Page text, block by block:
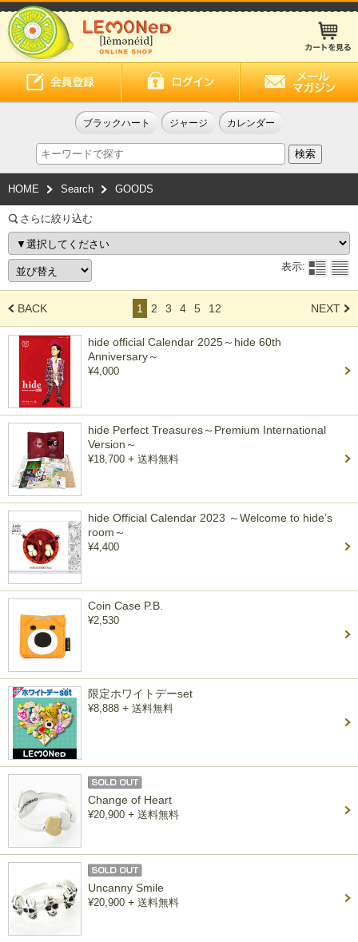
ブラックハート ジャージ カレンダー
HOME Search GOODS
さらに絞り込む
表示:
BACK 1 2 3 4 5 12 NEXT
hide official Calendar 2025～hide 60th
Anniversary～
¥4,000
hide Perfect Treasures～Premium International
Version～
¥18,700 + 送料無料
hide Official Calendar 2023 ～Welcome to hide’s
room～
¥4,400
Coin Case P.B.
¥2,530
限定ホワイトデーset
¥8,888 + 送料無料
Change of Heart
¥20,900 + 送料無料
Uncanny Smile
¥20,900 + 送料無料